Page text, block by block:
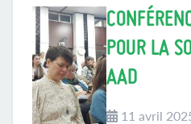
POUR LA
AAD
11 avril